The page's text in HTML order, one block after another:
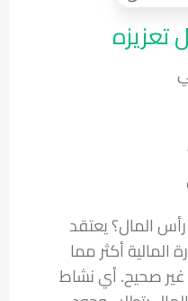
تعزيزه
المال؟ يعتقد
المالية أكثر مما
غير صحيح. أي نشاط